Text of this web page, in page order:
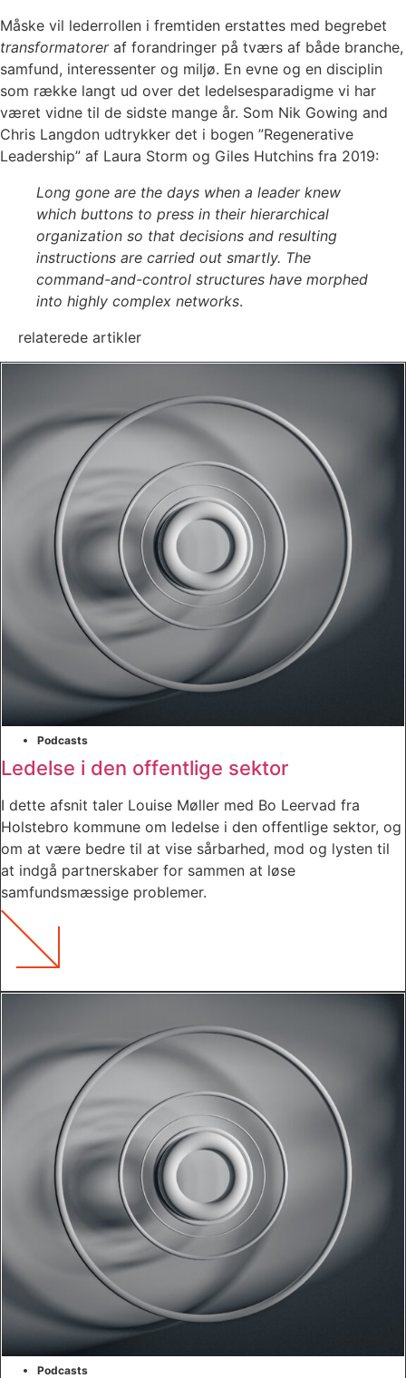
Måske vil lederrollen i fremtiden erstattes med begrebet
transformatoreraf forandringer på tværs af både branche,
samfund, interessenter og miljø. En evne og en disciplin
som række langt ud over det ledelsesparadigme vi har
været vidne til de sidste mange år. Som Nik Gowing and
Chris Langdon udtrykker det i bogen ”Regenerative
Leadership” af Laura Storm og Giles Hutchins fra 2019:
Long gone are the days when a leader knew
which buttons to press in their hierarchical
organization so that decisions and resulting
instructions are carried out smartly. The
command-and-control structures have morphed
into highly complex networks.
relaterede artikler
Podcasts
Ledelse i den offentlige sektor
I dette afsnit taler Louise Møller med Bo Leervad fra
Holstebro kommune om ledelse i den offentlige sektor, og
om at være bedre til at vise sårbarhed, mod og lysten til
at indgå partnerskaber for sammen at løse
samfundsmæssige problemer.
Podcasts